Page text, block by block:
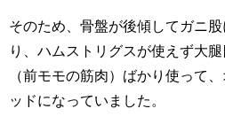
そのため、骨盤が後傾してガニ股
り、ハムストリグスが使えず大
（前モモの筋肉）ばかり使って
ッドになっていました。